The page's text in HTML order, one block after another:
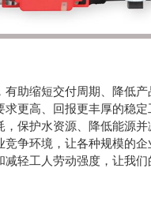
助缩短交付周期、降低产
更高、回报更丰厚的稳定
保护水资源、降低能源并
争环境，让各种规模的
轻工人劳动强度，让我们